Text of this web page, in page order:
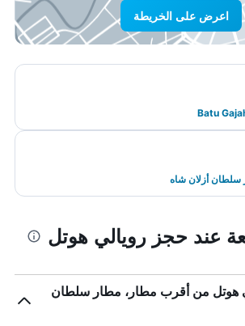
اعرض على الخريطة
سلطان أزلان شاه
عند حجز رويالي هوتل
هوتل من أقرب مطار، مطار سلطان